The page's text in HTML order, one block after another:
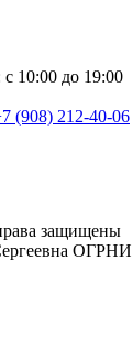
10:00 до 19:00
(908) 212-40-06
защищены